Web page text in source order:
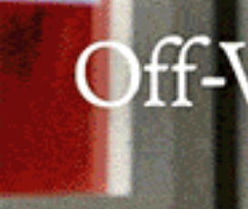
CRONACA
Bonorva. Auto
Provinciale 43,
26 Gennaio 2026, 23:00